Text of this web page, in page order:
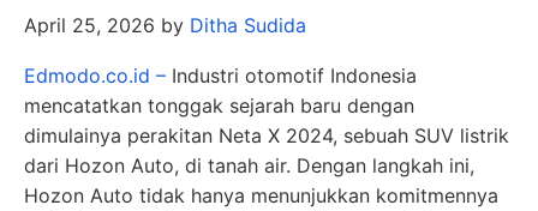
April 25, 2026 by Ditha Sudida
Edmodo.co.id – Industri otomotif Indonesia
mencatatkan tonggak sejarah baru dengan
dimulainya perakitan Neta X 2024, sebuah SUV listrik
dari Hozon Auto, di tanah air. Dengan langkah ini,
Hozon Auto tidak hanya menunjukkan komitmennya